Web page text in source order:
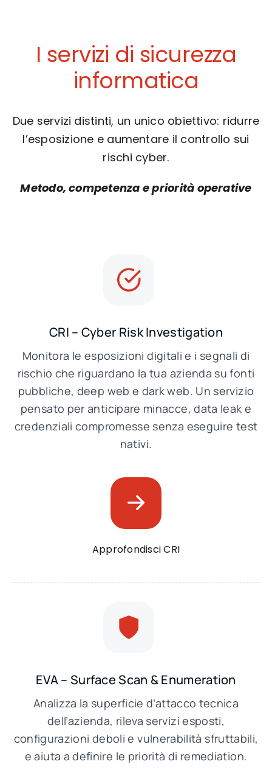
I servizi di sicurezza
informatica
Due servizi distinti, un unico obiettivo: ridurre
l’esposizione e aumentare il controllo sui
rischi cyber.
Metodo, competenza e priorità operative
CRI – Cyber Risk Investigation
Monitora le esposizioni digitali e i segnali di
rischio che riguardano la tua azienda su fonti
pubbliche, deep web e dark web. Un servizio
pensato per anticipare minacce, data leak e
credenziali compromesse senza eseguire test
nativi.
Approfondisci CRI
EVA – Surface Scan & Enumeration
Analizza la superficie d’attacco tecnica
dell’azienda, rileva servizi esposti,
configurazioni deboli e vulnerabilità sfruttabili,
e aiuta a definire le priorità di remediation.